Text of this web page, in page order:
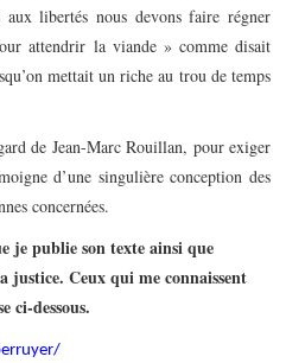
libertés nous devons faire régner
attendrir la viande » comme disait
mettait un riche au trou de temps
de Jean-Marc Rouillan, pour exiger
d’une singulière conception des
concernées.
je publie son texte ainsi que
justice. Ceux qui me connaissent
ci-dessous.